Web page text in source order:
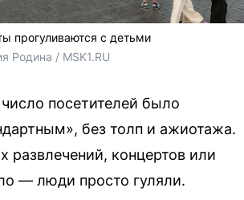
прогуливаются с детьми
Родина / MSK1.RU
посетителей было
без толп и ажиотажа.
развлечений, концертов или
— люди просто гуляли.